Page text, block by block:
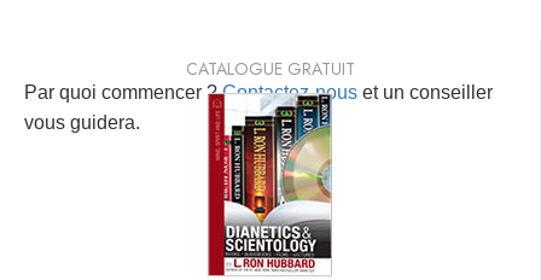
Par quoi commencer ?Contactez-nous et un conseiller
vous guidera.
CATALOGUE GRATUIT